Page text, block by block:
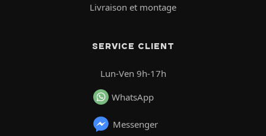
Livraison et montage
SERVICE CLIENT
Lun-Ven 9h-17h
WhatsApp
Messenger